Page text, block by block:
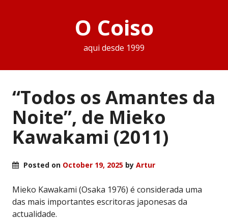
O Coiso
aqui desde 1999
“Todos os Amantes da
Noite”, de Mieko
Kawakami (2011)
Posted on October 19, 2025 by Artur
Mieko Kawakami (Osaka 1976) é considerada uma
das mais importantes escritoras japonesas da
actualidade.